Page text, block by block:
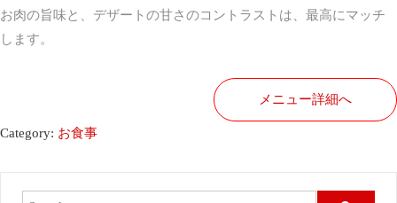
お肉の旨味と、デザートの甘さのコントラストは、最高にマッチ
します。
メニュー詳細へ
Category: お食事